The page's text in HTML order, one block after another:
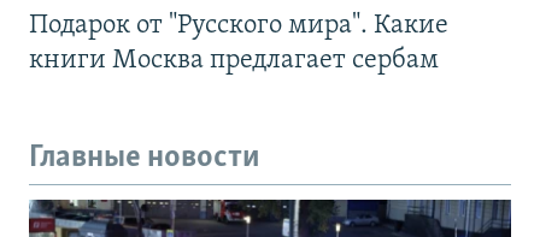
Подарок от "Русского мира". Какие
книги Москва предлагает сербам
Главные новости